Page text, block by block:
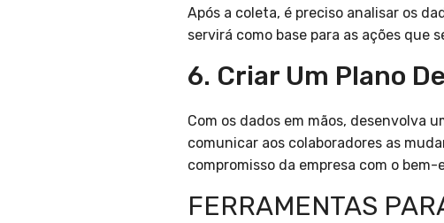
Após a coleta, é preciso analisar os
servirá como base para as ações que
6. Criar Um Plano
Com os dados em mãos, desenvolva
comunicar aos colaboradores as
compromisso da empresa com o bem-
FERRAMENTAS